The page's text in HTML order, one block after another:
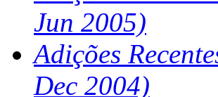
Jun 2005)
Adições
Dec 2004)